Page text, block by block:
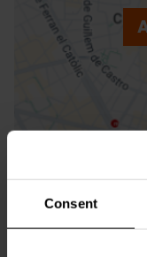
Consent